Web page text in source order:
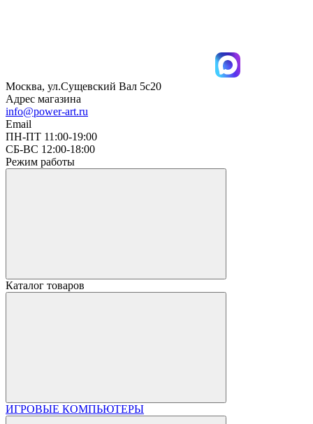
Москва, ул.Сущевский Вал 5с20
Адрес магазина
info@power-art.ru
Email
ПН-ПТ 11:00-19:00
СБ-ВС 12:00-18:00
Режим работы
Каталог товаров
ИГРОВЫЕ КОМПЬЮТЕРЫ